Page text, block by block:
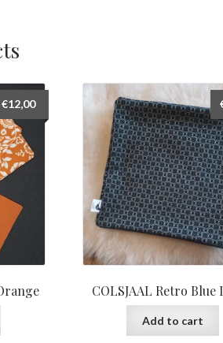
€12,00
COLSJAAL Retro Blue
Add to cart